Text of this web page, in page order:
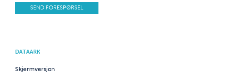
SEND FORESPØRSEL
DATAARK
Skjermversjon